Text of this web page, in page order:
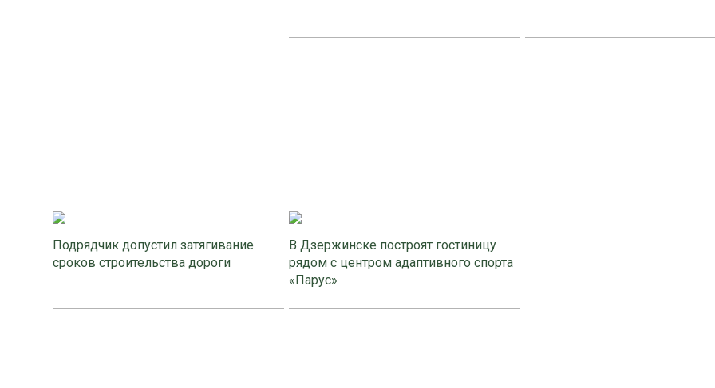
Подрядчик допустил затягивание
сроков строительства дороги
В Дзержинске построят гостиницу
рядом с центром адаптивного спорта
«Парус»